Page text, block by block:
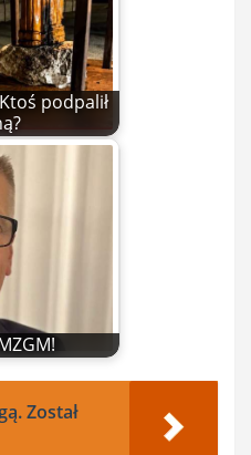
podpalił
Został